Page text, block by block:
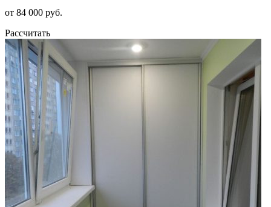
от 84 000 руб.
Рассчитать